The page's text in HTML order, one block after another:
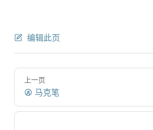
编辑此页
上一页
马克笔